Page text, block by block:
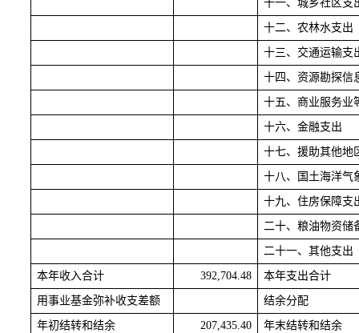
十一、城乡社区支
十二、农林水支出
十三、交通运输支
十四、资源勘探信
十五、商业服务业
十六、金融支出
十七、援助其他地
十八、国土海洋气
十九、住房保障支
二十、粮油物资储
二十一、其他支出
本年收入合计 392,704.48 本年支出合计
用事业基金弥补收支差额 结余分配
年初结转和结余 207,435.40 年末结转和结余